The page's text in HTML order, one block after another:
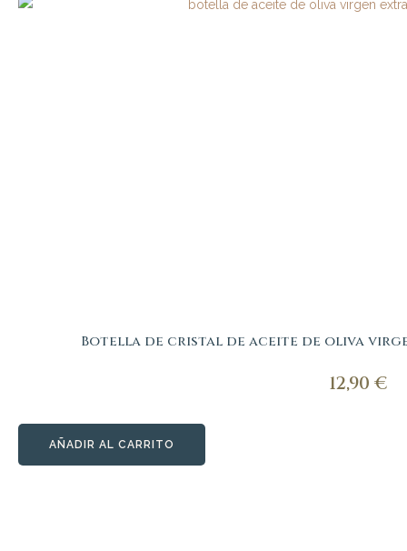
Botella de cristal de aceite de oliva
12,90 €
AÑADIR AL CARRITO